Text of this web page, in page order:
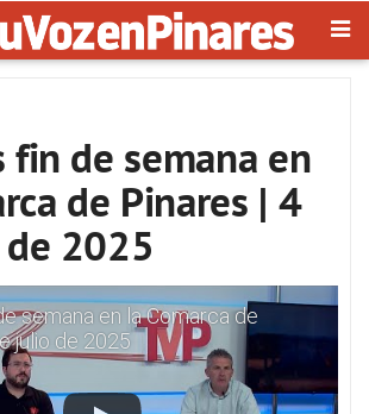
fin de semana en
de Pinares | 4
2025
semana en la Comarca de
julio de 2025